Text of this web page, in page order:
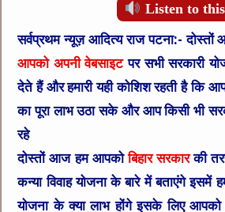
Listen to this
सर्वप्रथम न्यूज़ आदित्य राज पटना:-
आपको अपनी वेबसाइटपर सभी सरकारी
देते हैं और हमारी यही कोशिश रहती है कि
का पूरा लाभ उठा सके और आप किसी भी
रहे
दोस्तों आज हम आपकोबिहार सरकारकी
कन्या विवाह योजनाके बारे में बताएंगे इसमें
योजना के क्या लाभ होंगे इसके लिए